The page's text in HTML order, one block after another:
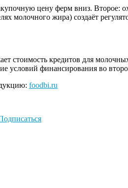
цену ферм вниз.
молочного жира) создаёт
стоимость кредитов для
условий финансирования во
foodbi.ru